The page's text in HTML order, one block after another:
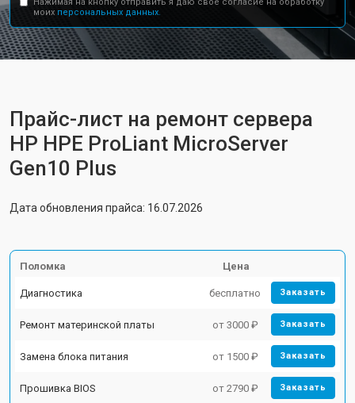
моих персональных данных.
Прайс-лист на ремонт сервера
HP HPE ProLiant MicroServer
Gen10 Plus
Дата обновления прайса: 16.07.2026
Поломка Цена
Диагностика бесплатно Заказать
Ремонт материнской платы от 3000 ₽ Заказать
Замена блока питания от 1500 ₽ Заказать
Прошивка BIOS от 2790 ₽ Заказать